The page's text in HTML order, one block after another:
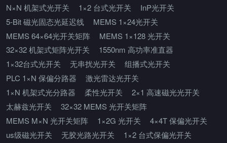
N×N 机架式光开关
1×2 台式光开关
InP光开关
5-Bit 磁光固态光延迟线
MEMS 1×24光开关
MEMS 64×64光开关矩阵
MEMS 1×128 光开关
32×32 机架式矩阵光开关
1550nm 高功率准直器
1×32台式光开关
无串扰光开关
组播式光开关
PLC 1×N 保偏分路器
激光雷达光开关
1×N 机架式光分路器
柔性光开关
2×1 高速磁光光开关
太赫兹光开关
32×32 MEMS 光开关矩阵
MEMS M×N 光开关矩阵
1×2G 光开关
4×4T 保偏光开关
us级磁光开关
无胶光路光开关
1×2 台式保偏光开关